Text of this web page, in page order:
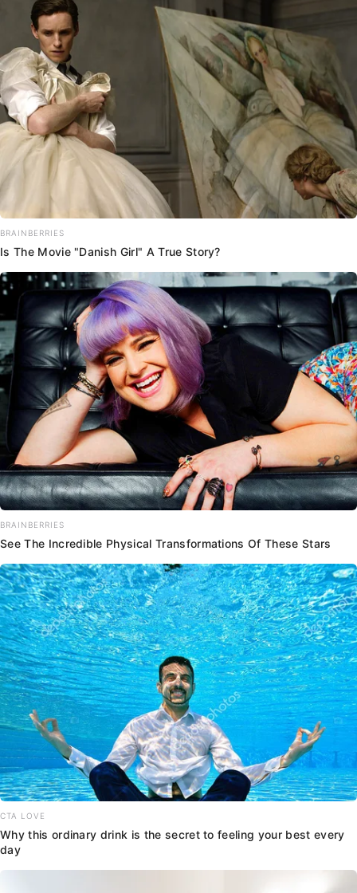
BRAINBERRIES
Is The Movie "Danish Girl" A True Story?
BRAINBERRIES
See The Incredible Physical Transformations Of These Stars
CTA LOVE
Why this ordinary drink is the secret to feeling your best every
day